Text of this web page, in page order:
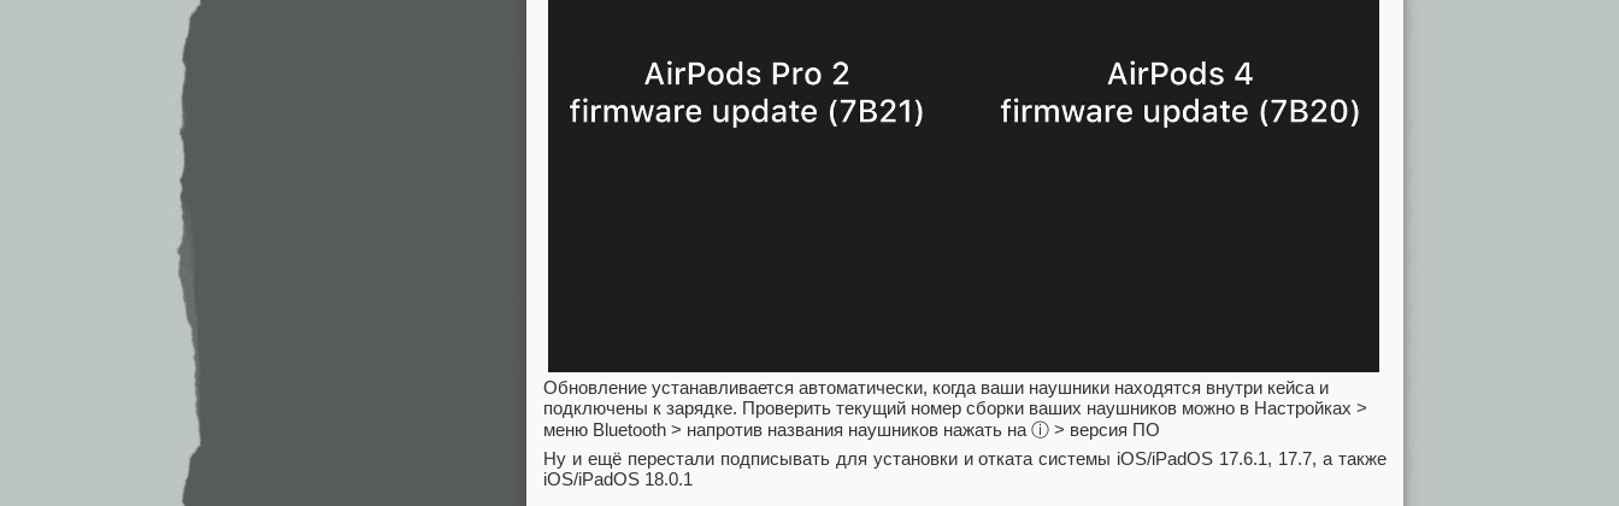
Обновление устанавливается автоматически, когда ваши наушники находятся внутри кейса и
подключены к зарядке. Проверить текущий номер сборки ваших наушников можно в Настройках >
меню Bluetooth > напротив названия наушников нажать на ⓘ > версия ПО
Ну и ещё перестали подписывать для установки и отката системы iOS/iPadOS 17.6.1, 17.7, а также
iOS/iPadOS 18.0.1